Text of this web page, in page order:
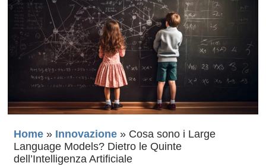
Home » Innovazione » Cosa sono i Large
Language Models? Dietro le Quinte
dell’Intelligenza Artificiale